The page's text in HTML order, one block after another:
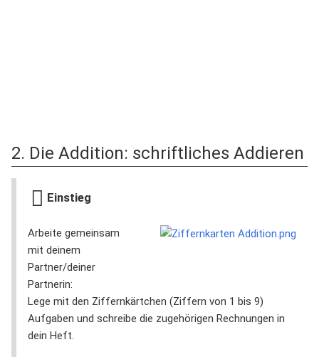
2. Die Addition: schriftliches Addieren
Einstieg
Arbeite gemeinsam
mit deinem
Partner/deiner
Partnerin:
Lege mit den Ziffernkärtchen (Ziffern von 1 bis 9)
Aufgaben und schreibe die zugehörigen Rechnungen in
dein Heft.